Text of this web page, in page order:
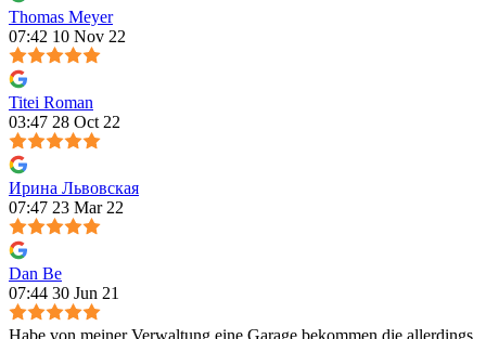
Thomas Meyer
07:42 10 Nov 22
Titei Roman
03:47 28 Oct 22
Ирина Львовская
07:47 23 Mar 22
Dan Be
07:44 30 Jun 21
Habe von meiner Verwaltung eine Garage bekommen die allerdings